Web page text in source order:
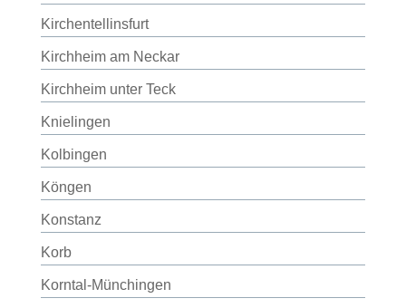
Kirchentellinsfurt
Kirchheim am Neckar
Kirchheim unter Teck
Knielingen
Kolbingen
Köngen
Konstanz
Korb
Korntal-Münchingen